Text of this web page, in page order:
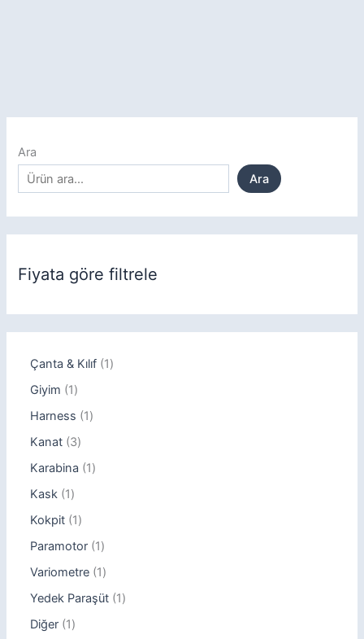
Ara
Ara
Fiyata göre filtrele
Çanta & Kılıf 1
Giyim 1
Harness 1
Kanat 3
Karabina 1
Kask 1
Kokpit 1
Paramotor 1
Variometre 1
Yedek Paraşüt 1
Diğer 1